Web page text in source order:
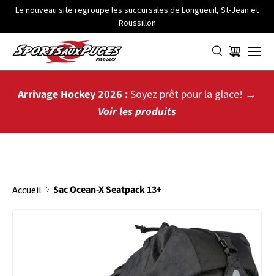
ALLER AU CONTENU
Le nouveau site regroupe les succursales de Longueuil, St-Jean et
Roussillon
Panier
Menu
Arrivage Hockey 2026 :Soyez prêt pour la glace! →
Voir les produits
Accueil Sac Ocean-X Seatpack 13+
PASSER AUX INFORMATIONS PRODUITS